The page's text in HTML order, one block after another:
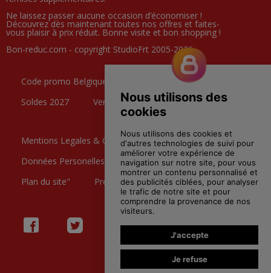
Ne laissez passer aucune occasion d’économiser !
Découvrez dès maintenant toutes nos offres et faites-
vous plaisir à prix réduit. Bonne visite et bon shopping !
Bon-reduc.com - copyright StudioFrt 2005-2026.
Code promo Belgique
Black Friday
Soldes 2027
Ventes Privées
Mentions Legales & CGU
Données Personelles
Contactez nous
Plan du site"
Preference Cookies